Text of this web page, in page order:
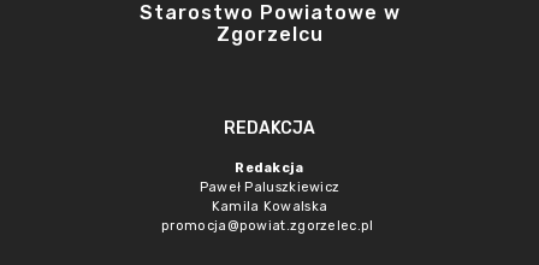
Starostwo Powiatowe w
Zgorzelcu
REDAKCJA
Redakcja
Paweł Paluszkiewicz
Kamila Kowalska
promocja@powiat.zgorzelec.pl